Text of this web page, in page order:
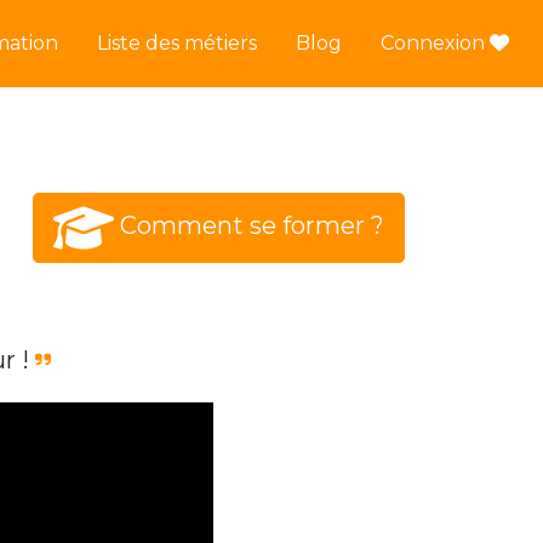
Liste des métiers Blog Connexion
Comment se former ?
!